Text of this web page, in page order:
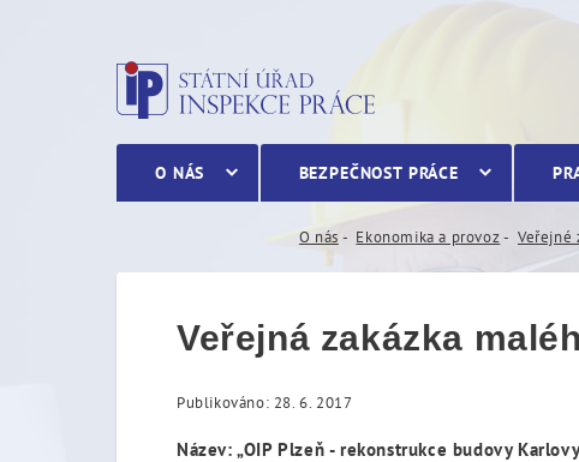
Veřejná zakázka malého
O NÁS BEZPEČNOST PRÁCE
O nás Ekonomika a provoz Veřejné
Veřejná zakázka
Publikováno: 28. 6. 2017
Název: „OIP Plzeň - rekonstrukce budovy